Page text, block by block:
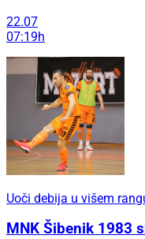
22.07
07:19h
Uoči debija u višem
MNK Šibenik 1983